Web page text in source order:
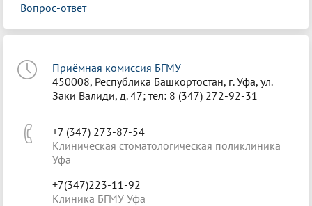
Вопрос-ответ
Приёмная комиссия БГМУ
450008, Республика Башкортостан, г. Уфа, ул.
Заки Валиди, д. 47; тел: 8 (347) 272-92-31
+7 (347) 273-87-54
Клиническая стоматологическая поликлиника
Уфа
+7(347)223-11-92
Клиника БГМУ Уфа